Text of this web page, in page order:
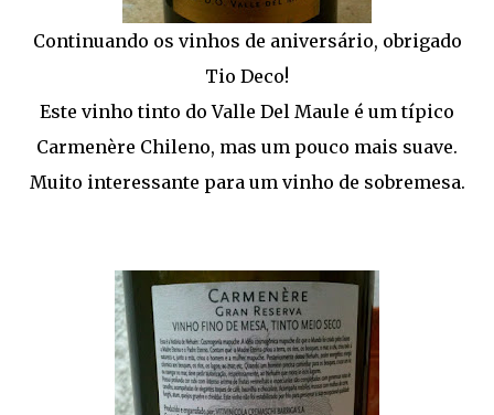
Continuando os vinhos de aniversário, obrigado
Tio Deco!
Este vinho tinto do Valle Del Maule é um típico
Carmenère Chileno, mas um pouco mais suave.
Muito interessante para um vinho de sobremesa.